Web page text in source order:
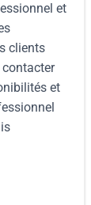
et
clients
contacter
et